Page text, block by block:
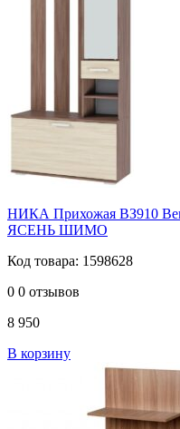
НИКА Прихожая ВЗ910
ЯСЕНЬ ШИМО
Код товара: 1598628
0 0 отзывов
8 950
В корзину